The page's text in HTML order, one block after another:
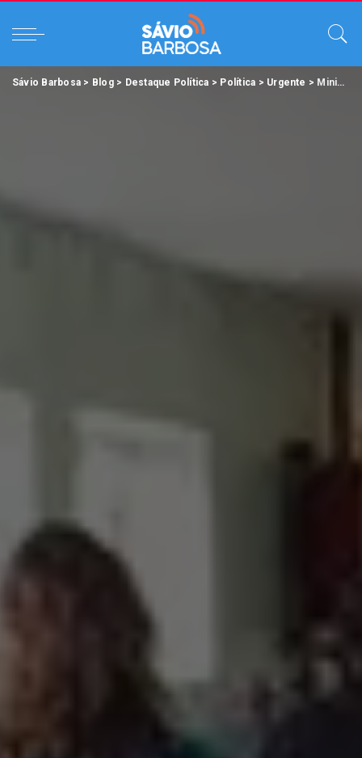
Sávio Barbosa > Blog> Destaque Política > Política > Urgente > Ministério Público do Pará processa planos de saúde por má estrutura para tratar Covid-19 e cobra melhorias.